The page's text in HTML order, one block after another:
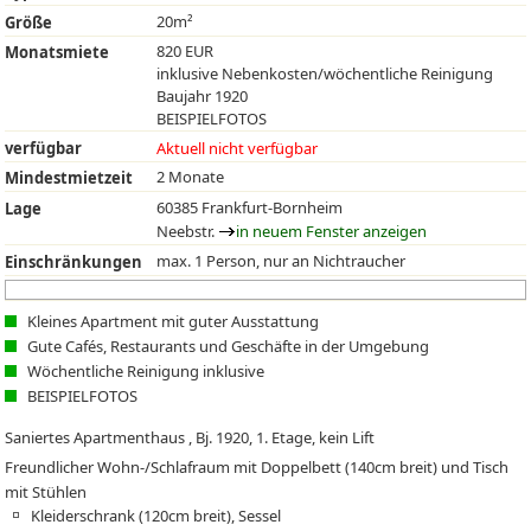
Größe
20m²
Monatsmiete
820 EUR
inklusive Nebenkosten/wöchentliche Reinigung
Baujahr 1920
BEISPIELFOTOS
verfügbar
Aktuell nicht verfügbar
Mindestmietzeit
2 Monate
Lage
60385 Frankfurt-Bornheim
Neebstr.
in neuem Fenster anzeigen
Einschränkungen
max. 1 Person, nur an Nichtraucher
Kleines Apartment mit guter Ausstattung
Gute Cafés, Restaurants und Geschäfte in der Umgebung
Wöchentliche Reinigung inklusive
BEISPIELFOTOS
Saniertes Apartmenthaus , Bj. 1920, 1. Etage, kein Lift
Freundlicher Wohn-/Schlafraum mit Doppelbett (140cm breit) und Tisch
mit Stühlen
Kleiderschrank (120cm breit), Sessel